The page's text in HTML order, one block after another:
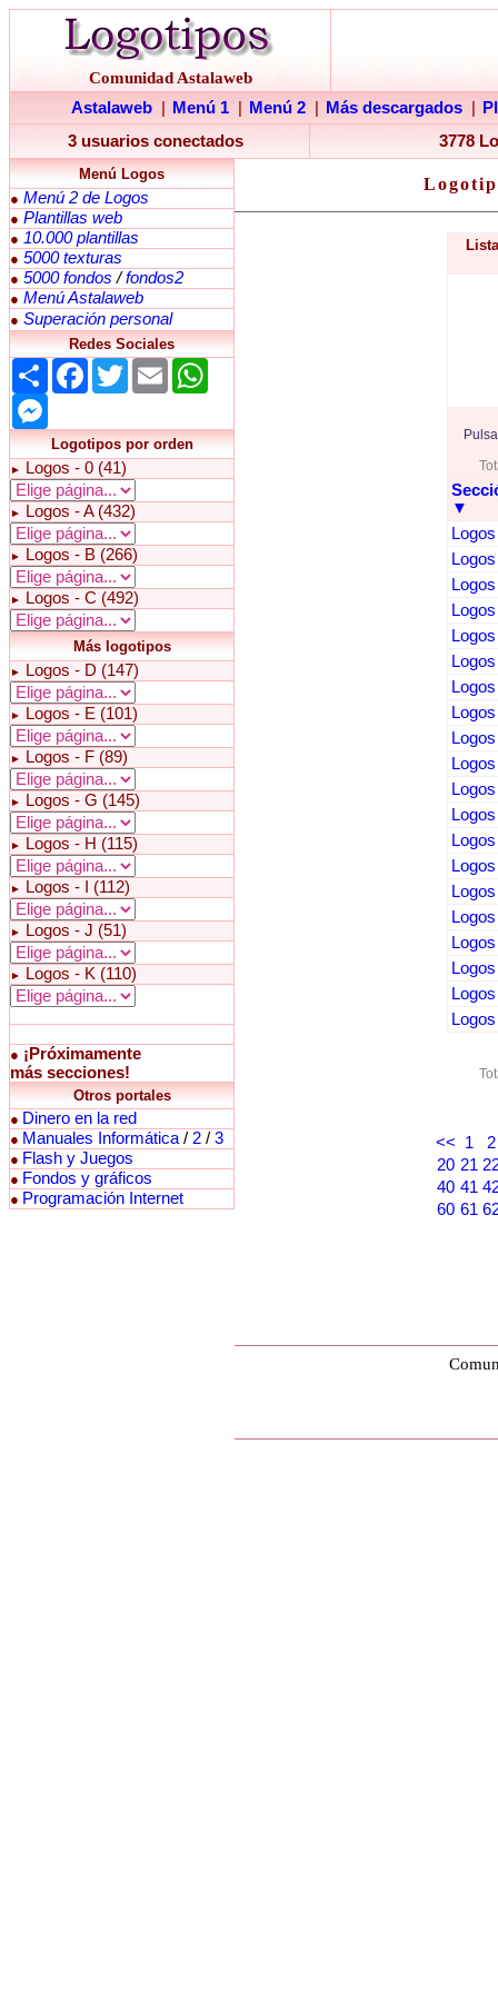
Comunidad Astalaweb
Astalaweb
Menú 1 Menú 2 Más descargados
3 usuarios conectados
3778
Menú Logos
● Menú 2 de Logos
● Plantillas web
● 10.000 plantillas
● 5000 texturas
● 5000 fondos /fondos2
● Menú Astalaweb
● Superación personal
Redes Sociales
Share Facebook
TwitterEmail
Logotipos por orden
► Logos - 0 (41)
► Logos - A (432)
► Logos - B (266)
► Logos - C (492)
Más logotipos
► Logos - D (147)
► Logos - E (101)
► Logos - F (89)
► Logos - G (145)
► Logos - H (115)
► Logos - I (112)
► Logos - J (51)
► Logos - K (110)
● ¡Próximamente
más secciones!
Otros portales
● Dinero en la red
● Manuales Informática / 2 / 3
● Flash y Juegos
● Fondos y gráficos
● Programación Internet
▼
<< 1
2
20 21
40 41
60 61